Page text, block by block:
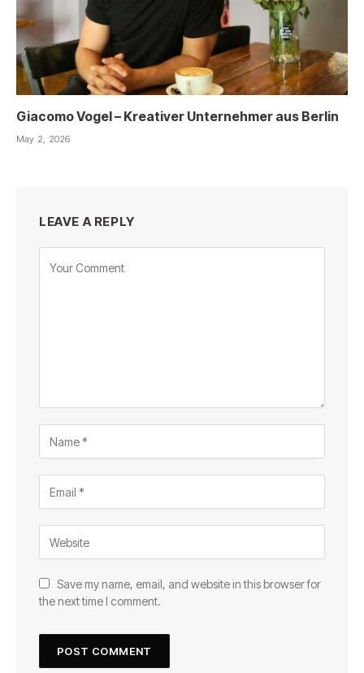
Giacomo Vogel – Kreativer Unternehmer aus Berlin
May 2, 2026
LEAVE A REPLY
Save my name, email, and website in this browser for
the next time I comment.